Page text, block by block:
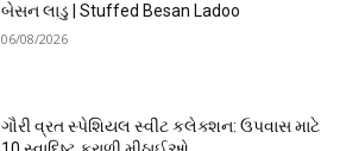
બેસન લાડુ | Stuffed Besan Ladoo
06/08/2026
ગૌરી વ્રત સ્પેશિયલ સ્વીટ કલેક્શન: ઉપવાસ માટે